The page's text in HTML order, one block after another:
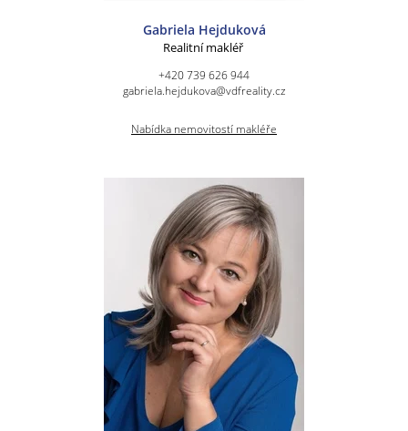
Gabriela Hejduková
Realitní makléř
+420 739 626 944
gabriela.hejdukova@vdfreality.cz
Nabídka nemovitostí makléře